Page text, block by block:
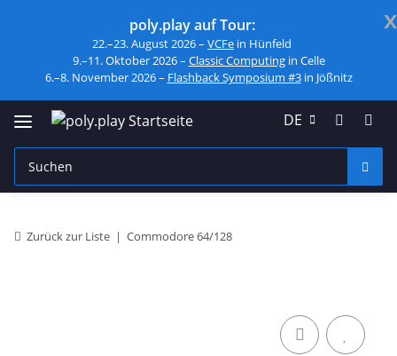
x
poly.play auf Tour:
22.–23. August 2026 – VCFe in Hünfeld
9.–11. Oktober 2026 – Classic Computingin Celle
6.–8. November 2026 – Flashback Symposium #3in Jößnitz
DE
Zurück zur Liste Commodore 64/128